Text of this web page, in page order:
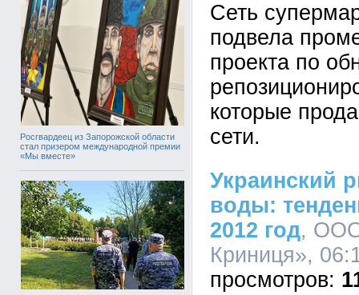
Росгвардеец из Запорожской области
стал призером международной премии
«Мы вместе»
Сеть
подвела
проекта по
которые
сети.
Украинский
воды:
2012 год,
Криниця»,